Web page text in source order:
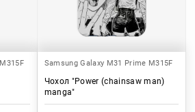
Samsung Galaxy M31 Prime M315F
Чохол "Power (chainsaw man)
manga"